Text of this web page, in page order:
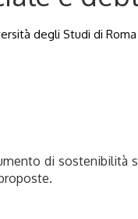
degli Studi di
di sostenibilità